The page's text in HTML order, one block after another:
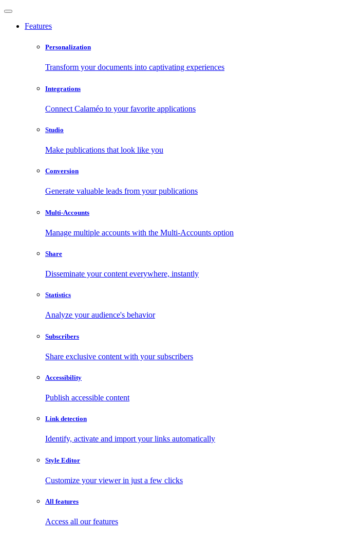
Features
Personalization
Transform your documents into captivating experiences
Integrations
Connect Calaméo to your favorite applications
Studio
Make publications that look like you
Conversion
Generate valuable leads from your publications
Multi-Accounts
Manage multiple accounts with the Multi-Accounts option
Share
Disseminate your content everywhere, instantly
Statistics
Analyze your audience's behavior
Subscribers
Share exclusive content with your subscribers
Accessibility
Publish accessible content
Link detection
Identify, activate and import your links automatically
Style Editor
Customize your viewer in just a few clicks
All features
Access all our features